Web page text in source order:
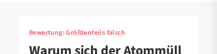
Bewertung:Größtenteils falsch